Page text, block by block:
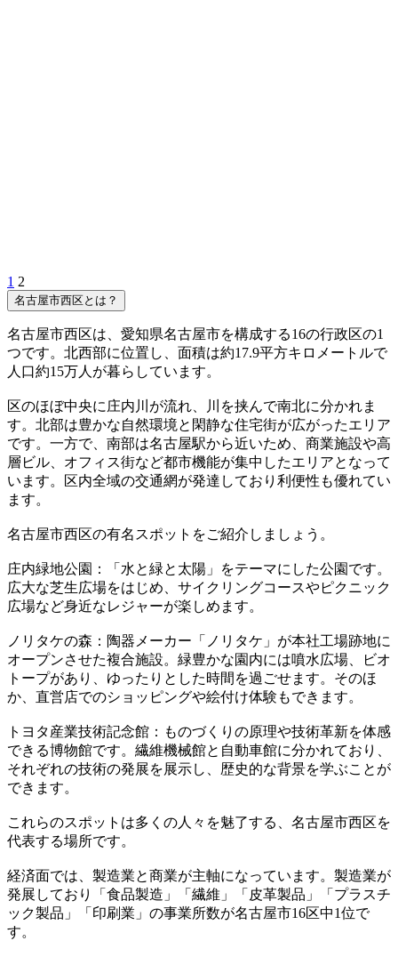
1 2
名古屋市西区とは？
名古屋市西区は、愛知県名古屋市を構成する16の行政区の1
つです。北西部に位置し、面積は約17.9平方キロメートルで
人口約15万人が暮らしています。
区のほぼ中央に庄内川が流れ、川を挟んで南北に分かれま
す。北部は豊かな自然環境と閑静な住宅街が広がったエリア
です。一方で、南部は名古屋駅から近いため、商業施設や高
層ビル、オフィス街など都市機能が集中したエリアとなって
います。区内全域の交通網が発達しており利便性も優れてい
ます。
名古屋市西区の有名スポットをご紹介しましょう。
庄内緑地公園：「水と緑と太陽」をテーマにした公園です。
広大な芝生広場をはじめ、サイクリングコースやピクニック
広場など身近なレジャーが楽しめます。
ノリタケの森：陶器メーカー「ノリタケ」が本社工場跡地に
オープンさせた複合施設。緑豊かな園内には噴水広場、ビオ
トープがあり、ゆったりとした時間を過ごせます。そのほ
か、直営店でのショッピングや絵付け体験もできます。
トヨタ産業技術記念館：ものづくりの原理や技術革新を体感
できる博物館です。繊維機械館と自動車館に分かれており、
それぞれの技術の発展を展示し、歴史的な背景を学ぶことが
できます。
これらのスポットは多くの人々を魅了する、名古屋市西区を
代表する場所です。
経済面では、製造業と商業が主軸になっています。製造業が
発展しており「食品製造」「繊維」「皮革製品」「プラスチ
ック製品」「印刷業」の事業所数が名古屋市16区中1位で
す。